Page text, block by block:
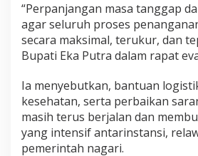
“Perpanjangan masa tanggap
agar seluruh proses
secara maksimal, terukur, dan
Bupati Eka Putra dalam rapat
Ia menyebutkan, bantuan
kesehatan, serta perbaikan
masih terus berjalan dan
yang intensif antarinstansi,
pemerintah nagari.